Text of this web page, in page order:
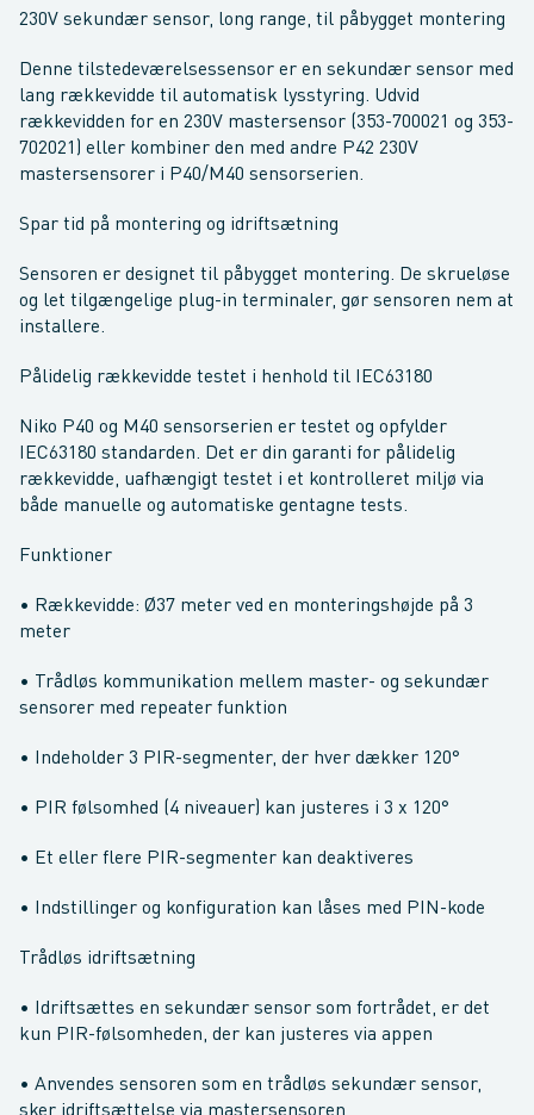
230V sekundær sensor, long range, til påbygget montering
Denne tilstedeværelsessensor er en sekundær sensor med
lang rækkevidde til automatisk lysstyring. Udvid
rækkevidden for en 230V mastersensor (353-700021 og 353-
702021) eller kombiner den med andre P42 230V
mastersensorer i P40/M40 sensorserien.
Spar tid på montering og idriftsætning
Sensoren er designet til påbygget montering. De skrueløse
og let tilgængelige plug-in terminaler, gør sensoren nem at
installere.
Pålidelig rækkevidde testet i henhold til IEC63180
Niko P40 og M40 sensorserien er testet og opfylder
IEC63180 standarden. Det er din garanti for pålidelig
rækkevidde, uafhængigt testet i et kontrolleret miljø via
både manuelle og automatiske gentagne tests.
Funktioner
• Rækkevidde: Ø37 meter ved en monteringshøjde på 3
meter
• Trådløs kommunikation mellem master- og sekundær
sensorer med repeater funktion
• Indeholder 3 PIR-segmenter, der hver dækker 120°
• PIR følsomhed (4 niveauer) kan justeres i 3 x 120°
• Et eller flere PIR-segmenter kan deaktiveres
• Indstillinger og konfiguration kan låses med PIN-kode
Trådløs idriftsætning
• Idriftsættes en sekundær sensor som fortrådet, er det
kun PIR-følsomheden, der kan justeres via appen
• Anvendes sensoren som en trådløs sekundær sensor,